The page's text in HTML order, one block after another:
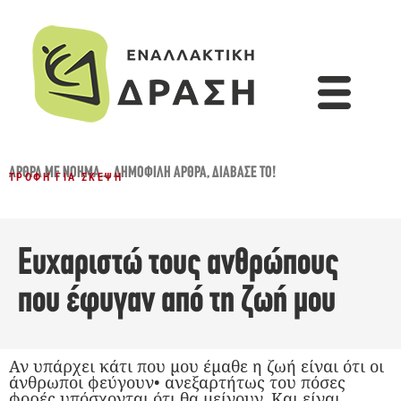
ΆΡΘΡΑ ΜΕ ΝΌΗΜΑ...,ΔΗΜΟΦΙΛΉ ΆΡΘΡΑ,ΔΙΆΒΑΣΈ ΤΟ!
ΤΡΟΦΉ ΓΙΑ ΣΚΈΨΗ
Ευχαριστώ τους ανθρώπους
που έφυγαν από τη ζωή μου
Αν υπάρχει κάτι που μου έμαθε η ζωή είναι ότι οι
άνθρωποι φεύγουν• ανεξαρτήτως του πόσες